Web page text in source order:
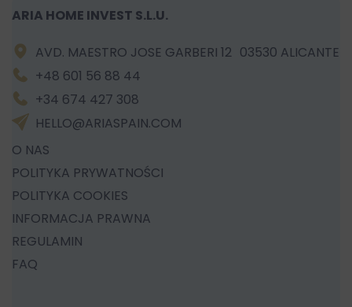
ARIA HOME INVEST S.L.U.
AVD. MAESTRO JOSE GARBERI 12 03530 ALICANTE
+48 601 56 88 44
+34 674 427 308
HELLO@ARIASPAIN.COM
O NAS
POLITYKA PRYWATNOŚCI
POLITYKA COOKIES
INFORMACJA PRAWNA
REGULAMIN
FAQ